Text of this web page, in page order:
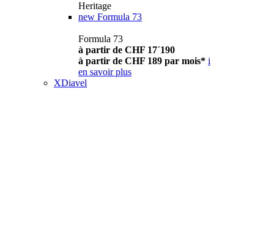
Heritage
new Formula 73
Formula 73
à partir de CHF 17´190
à partir de CHF 189 par mois* i
en savoir plus
XDiavel